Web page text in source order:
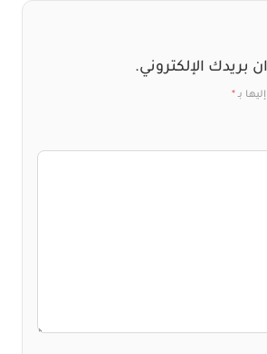
الإلكتروني.
*